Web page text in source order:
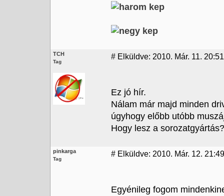
TCH
Tag
# Elküldve: 2010. Már. 11. 20:51
Ez jó hír.
Nálam már majd minden
úgyhogy előbb utóbb
Hogy lesz a
pinkarga
Tag
# Elküldve: 2010. Már. 12. 21:49
Egyénileg fogom